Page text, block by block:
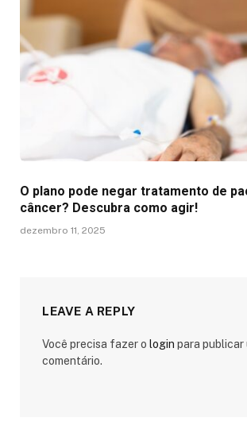
O plano pode negar tratamento de
câncer? Descubra como agir!
dezembro 11, 2025
LEAVE A REPLY
Você precisa fazer o login para publicar
comentário.